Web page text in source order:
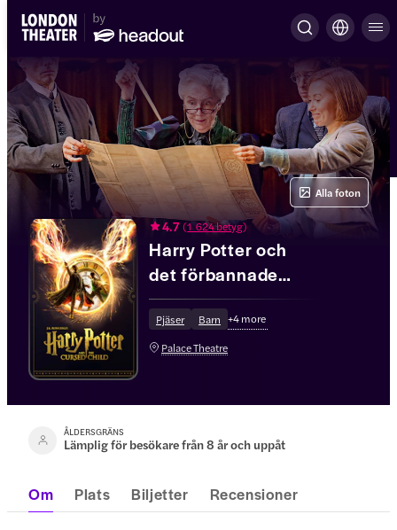
4.7 (1 624 betyg)
Harry Potter och
det förbannade
barnet
(föreställning i två
delar)
Pjäser Barn +4more
Palace Theatre
Alla foton
ÅLDERSGRÄNS
Lämplig för besökare från 8 år och uppåt
Om Plats Biljetter Recensioner